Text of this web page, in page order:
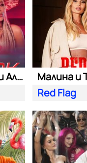
Константин и Теди Александровa
Малина и
Red Flag